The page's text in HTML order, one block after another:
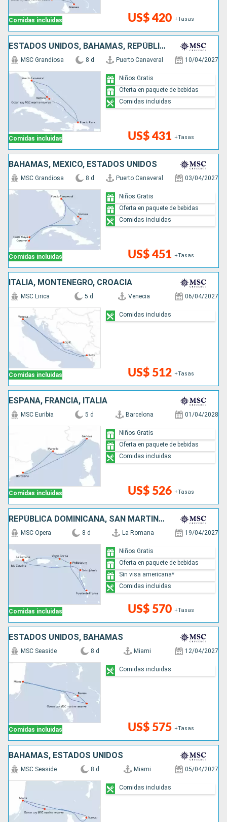
Comidas incluidas US$ 420 +Tasas
ESTADOS UNIDOS, BAHAMAS, REPÚBLICA DOMINICANA
Comidas incluidas
MSC Grandiosa 8 d Puerto Canaveral 10/04/2027
US$ 431 +Tasas
Niños Gratis
Oferta en paquete de bebidas
Comidas incluidas
BAHAMAS, MÉXICO, ESTADOS UNIDOS
Comidas incluidas
MSC Grandiosa 8 d Puerto Canaveral 03/04/2027
US$ 451 +Tasas
Niños Gratis
Oferta en paquete de bebidas
Comidas incluidas
ITALIA, MONTENEGRO, CROACIA
Comidas incluidas
MSC Lirica 5 d Venecia 06/04/2027
US$ 512 +Tasas
Comidas incluidas
ESPAÑA, FRANCIA, ITALIA
Comidas incluidas
MSC Euribia 5 d Barcelona 01/04/2028
US$ 526 +Tasas
Niños Gratis
Oferta en paquete de bebidas
Comidas incluidas
REPÚBLICA DOMINICANA, SAN MARTÍN, ANTIGUA Y BARBUDA
Comidas incluidas
MSC Opera 8 d La Romana 19/04/2027
US$ 570 +Tasas
Niños Gratis
Oferta en paquete de bebidas
Sin visa americana*
Comidas incluidas
ESTADOS UNIDOS, BAHAMAS
Comidas incluidas
MSC Seaside 8 d Miami 12/04/2027
US$ 575 +Tasas
Comidas incluidas
BAHAMAS, ESTADOS UNIDOS
MSC Seaside 8 d Miami 05/04/2027
Comidas incluidas